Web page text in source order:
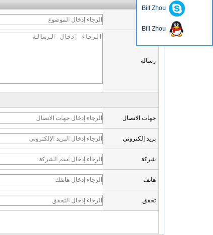
رسالة
جهات الاتصال
بريد إلكتروني
شركة
هاتف
تحقق